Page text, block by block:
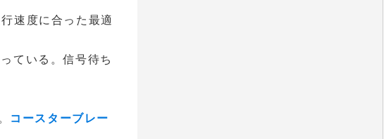
速度に合った最適
ている。信号待ち
コースターブレー